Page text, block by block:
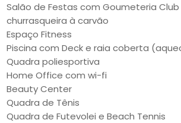
Salão de Festas com Goumeteria
churrasqueira à carvão
Espaço Fitness
Piscina com Deck e raia coberta
Quadra poliesportiva
Home Office com wi-fi
Beauty Center
Quadra de Tênis
Quadra de Futevolei e Beach Tennis